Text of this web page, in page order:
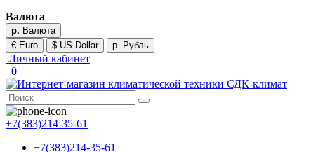
Валюта
р. Валюта
€ Euro
$ US Dollar р. Рубль
Личный кабинет
0
+7(383)214-35-61
+7(383)214-35-61